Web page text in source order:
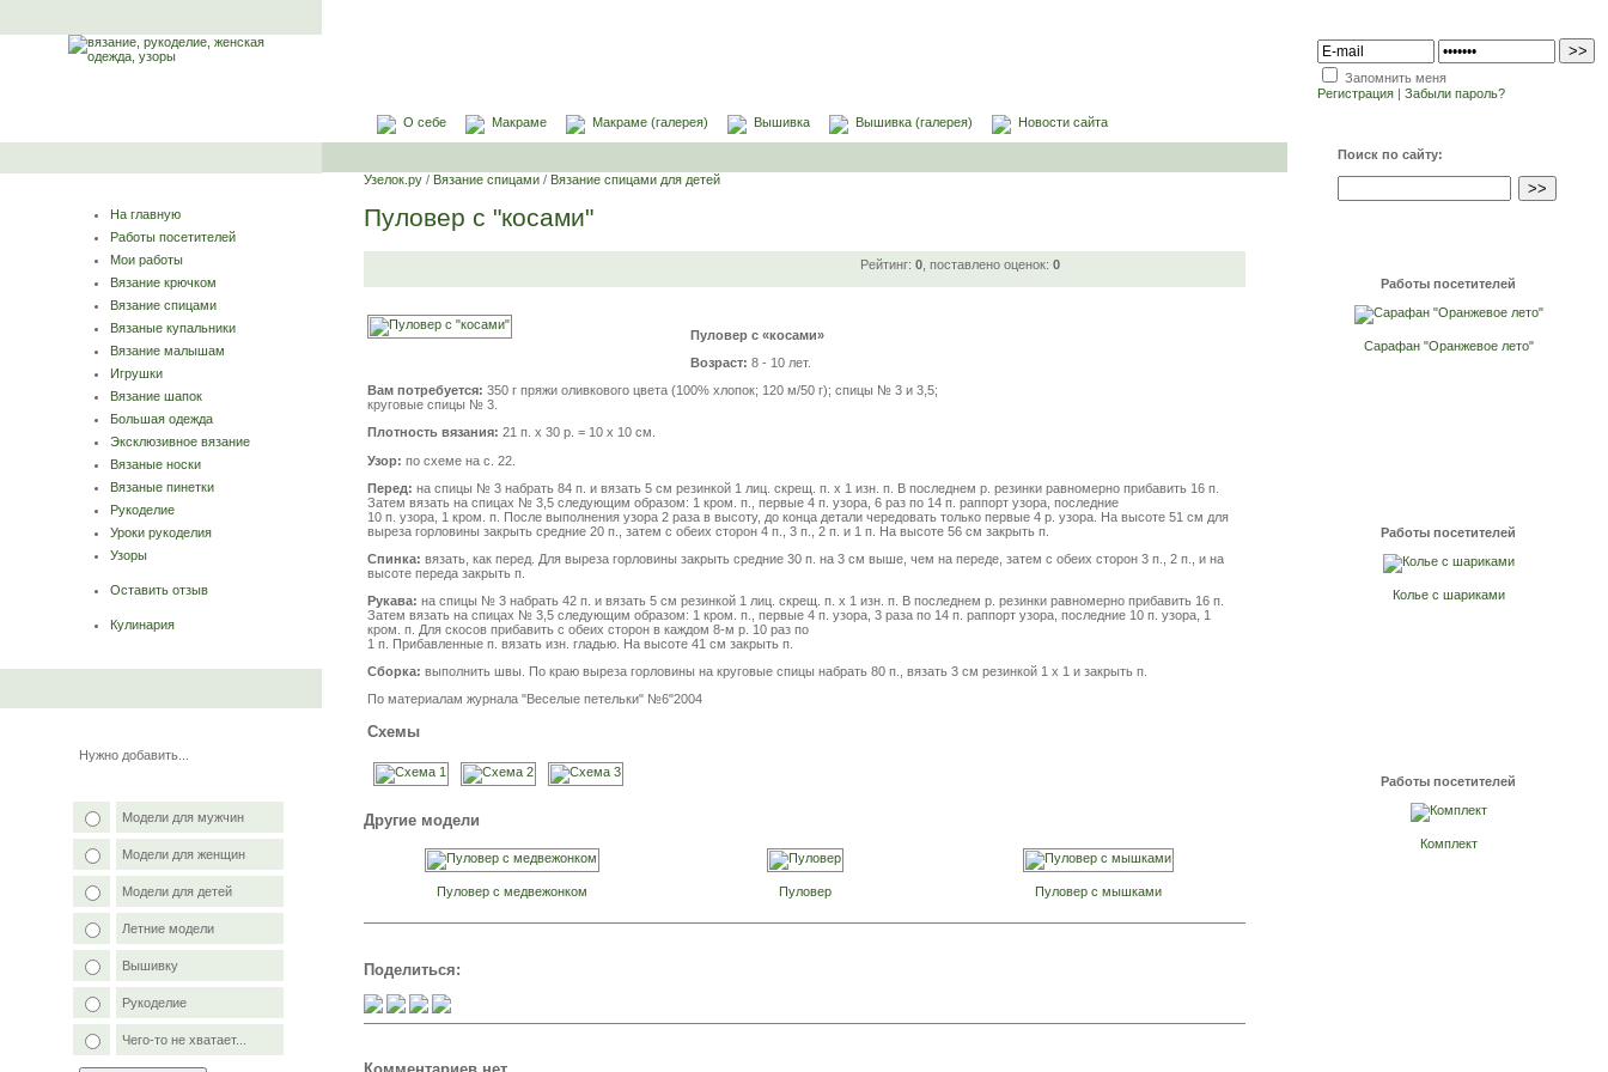
Запомнить меня
Регистрация | Забыли пароль?
О себе
Макраме Макраме (галерея) Вышивка Вышивка (галерея) Новости сайта
На главную
Работы посетителей
Мои работы
Вязание крючком
Вязание спицами
Вязаные купальники
Вязание малышам
Игрушки
Вязание шапок
Большая одежда
Эксклюзивное вязание
Вязаные носки
Вязаные пинетки
Рукоделие
Уроки рукоделия
Узоры
Оставить отзыв
Кулинария
Нужно добавить...
Модели для мужчин
Модели для женщин
Модели для детей
Летние модели
Вышивку
Рукоделие
Чего-то не хватает...
Узелок.ру / Вязание спицами / Вязание спицами для детей
Пуловер с "косами"
Рейтинг: 0 , поставлено оценок: 0
Пуловер с «косами»
Возраст: 8 - 10 лет.
Вам потребуется: 350 г пряжи оливкового цвета (100% хлопок; 120 м/50 г); спицы № 3 и 3,5;
круговые спицы № 3.
Плотность вязания: 21 п. х 30 р. = 10 х 10 см.
Узор: по схеме на с. 22.
Перед: на спицы № 3 набрать 84 п. и вязать 5 см резинкой 1 лиц. скрещ. п. х 1 изн. п. В последнем р. резинки равномерно прибавить 16 п.
Затем вязать на спицах № 3,5 следующим образом: 1 кром. п., первые 4 п. узора, 6 раз по 14 п. раппорт узора, последние
10 п. узора, 1 кром. п. После выполнения узора 2 раза в высоту, до конца детали чередовать только первые 4 р. узора. На высоте 51 см для
выреза горловины закрыть средние 20 п., затем с обеих сторон 4 п., 3 п., 2 п. и 1 п. На высоте 56 см закрыть п.
Спинка: вязать, как перед. Для выреза горловины закрыть средние 30 п. на 3 см выше, чем на переде, затем с обеих сторон 3 п., 2 п., и на
высоте переда закрыть п.
Рукава: на спицы № 3 набрать 42 п. и вязать 5 см резинкой 1 лиц. скрещ. п. х 1 изн. п. В последнем р. резинки равномерно прибавить 16 п.
Затем вязать на спицах № 3,5 следующим образом: 1 кром. п., первые 4 п. узора, 3 раза по 14 п. раппорт узора, последние 10 п. узора, 1
кром. п. Для скосов прибавить с обеих сторон в каждом 8-м р. 10 раз по
1 п. Прибавленные п. вязать изн. гладью. На высоте 41 см закрыть п.
Сборка: выполнить швы. По краю выреза горловины на круговые спицы набрать 80 п., вязать 3 см резинкой 1 х 1 и закрыть п.
По материалам журнала "Веселые петельки" №6"2004
Схемы
Другие модели
Пуловер с медвежонком Пуловер Пуловер с мышками
Поделиться:
Поиск по сайту:
Работы посетителей
Сарафан "Оранжевое лето"
Работы посетителей
Колье с шариками
Работы посетителей
Комплект